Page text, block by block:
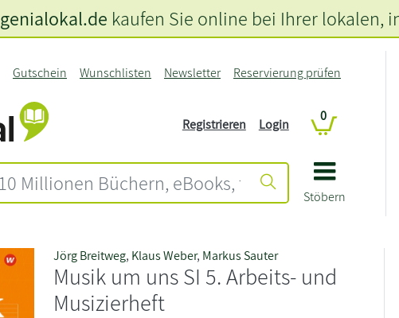
Stöbern
Gutschein Wunschlisten Newsletter Reservierung prüfen
Registrieren Login
0
genialokal.de kaufen Sie online bei Ihrer lokalen,
Jörg Breitweg, Klaus Weber, Markus Sauter
Musik um uns SI 5. Arbeits- und
Musizierheft